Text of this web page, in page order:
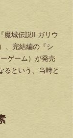
魔城伝説II ガリウ
、完結編の『シ
ゲーム）が発売
るという、当時と